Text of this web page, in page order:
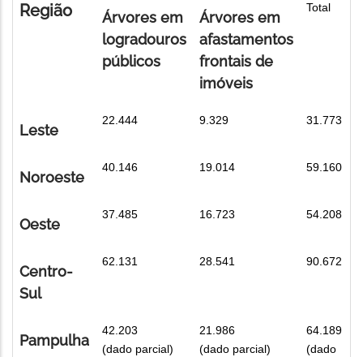
Região
Árvores em
logradouros
públicos
Árvores em
afastamentos
frontais de
imóveis
Total
Leste
22.444 9.329 31.773
Noroeste
40.146 19.014 59.160
Oeste
37.485 16.723 54.208
Centro-
Sul
62.131 28.541 90.672
Pampulha
42.203
(dado parcial)
21.986
(dado parcial)
64.189
(dado